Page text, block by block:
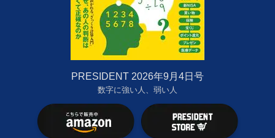
PRESIDENT 2026年9月4日号
数字に強い人、弱い人